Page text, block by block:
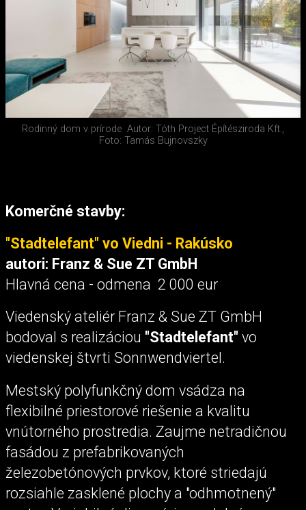
Rodinný dom v prírode Autor: Tóth Project Építésziroda Kft.,
Foto: Tamás Bujnovszky
Komerčné stavby:
"Stadtelefant" vo Viedni - Rakúsko
autori: Franz & Sue ZT GmbH
Hlavná cena - odmena 2 000 eur
Viedenský ateliér Franz & Sue ZT GmbH
bodoval s realizáciou "Stadtelefant" vo
viedenskej štvrti Sonnwendviertel.
Mestský polyfunkčný dom vsádza na
flexibilné priestorové riešenie a kvalitu
vnútorného prostredia. Zaujme netradičnou
fasádou z prefabrikovaných
železobetónových prvkov, ktoré striedajú
rozsiahle zasklené plochy a "odhmotnený"